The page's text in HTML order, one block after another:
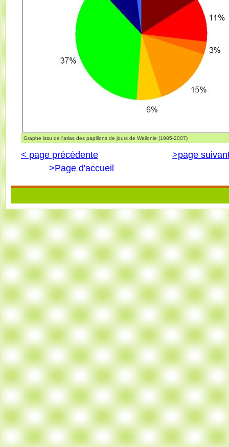
Graphe issu de l'atlas des papillons de jours de Wallonie (1985-2007)
< page précédente
>page
>Page d'accueil